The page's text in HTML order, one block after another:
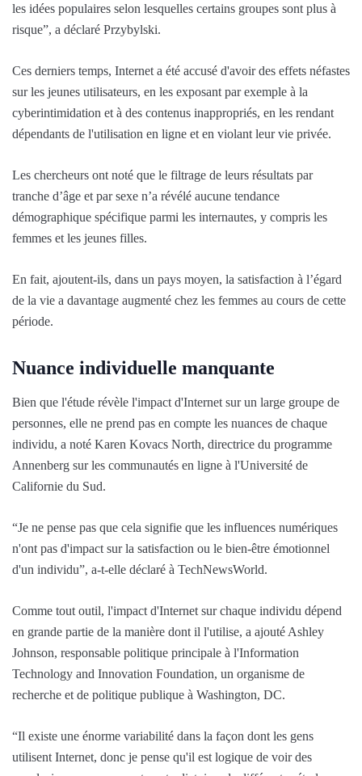
les idées populaires selon lesquelles certains groupes sont plus à
risque”, a déclaré Przybylski.
Ces derniers temps, Internet a été accusé d'avoir des effets néfastes
sur les jeunes utilisateurs, en les exposant par exemple à la
cyberintimidation et à des contenus inappropriés, en les rendant
dépendants de l'utilisation en ligne et en violant leur vie privée.
Les chercheurs ont noté que le filtrage de leurs résultats par
tranche d’âge et par sexe n’a révélé aucune tendance
démographique spécifique parmi les internautes, y compris les
femmes et les jeunes filles.
En fait, ajoutent-ils, dans un pays moyen, la satisfaction à l’égard
de la vie a davantage augmenté chez les femmes au cours de cette
période.
Nuance individuelle manquante
Bien que l'étude révèle l'impact d'Internet sur un large groupe de
personnes, elle ne prend pas en compte les nuances de chaque
individu, a noté Karen Kovacs North, directrice du programme
Annenberg sur les communautés en ligne à l'Université de
Californie du Sud.
“Je ne pense pas que cela signifie que les influences numériques
n'ont pas d'impact sur la satisfaction ou le bien-être émotionnel
d'un individu”, a-t-elle déclaré à TechNewsWorld.
Comme tout outil, l'impact d'Internet sur chaque individu dépend
en grande partie de la manière dont il l'utilise, a ajouté Ashley
Johnson, responsable politique principale à l'Information
Technology and Innovation Foundation, un organisme de
recherche et de politique publique à Washington, DC.
“Il existe une énorme variabilité dans la façon dont les gens
utilisent Internet, donc je pense qu'il est logique de voir des